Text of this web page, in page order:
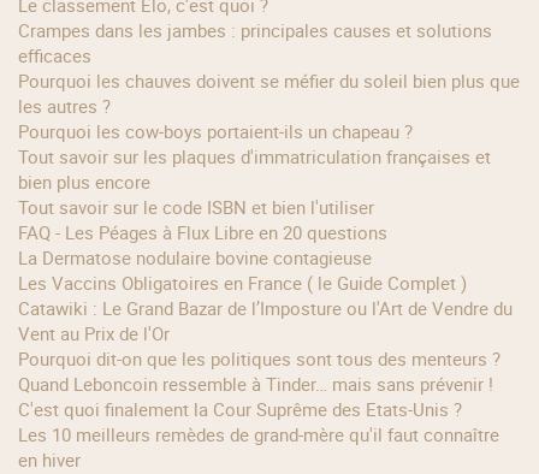
Le classement Elo, c’est quoi ?
Crampes dans les jambes : principales causes et solutions
efficaces
Pourquoi les chauves doivent se méfier du soleil bien plus que
les autres ?
Pourquoi les cow‑boys portaient‑ils un chapeau ?
Tout savoir sur les plaques d'immatriculation françaises et
bien plus encore
Tout savoir sur le code ISBN et bien l'utiliser
FAQ - Les Péages à Flux Libre en 20 questions
La Dermatose nodulaire bovine contagieuse
Les Vaccins Obligatoires en France ( le Guide Complet )
Catawiki : Le Grand Bazar de l’Imposture ou l'Art de Vendre du
Vent au Prix de l'Or
Pourquoi dit-on que les politiques sont tous des menteurs ?
Quand Leboncoin ressemble à Tinder… mais sans prévenir !
C'est quoi finalement la Cour Suprême des Etats-Unis ?
Les 10 meilleurs remèdes de grand-mère qu'il faut connaître
en hiver